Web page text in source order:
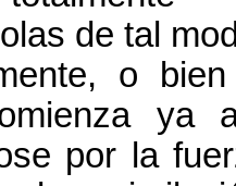
de tal
o
ya
por la